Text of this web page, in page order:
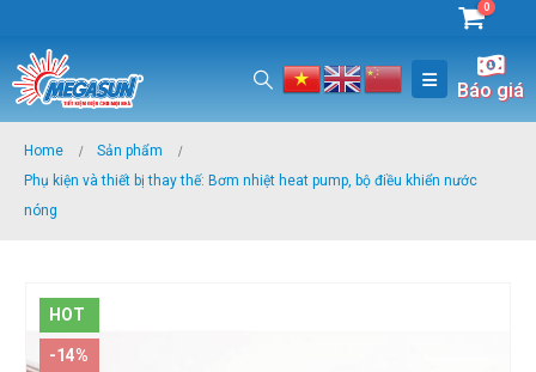
0
Báo giá
Home
Sản phẩm
Phụ kiện và thiết bị thay thế: Bơm nhiệt heat pump, bộ điều khiển nước
nóng
HOT
-14%